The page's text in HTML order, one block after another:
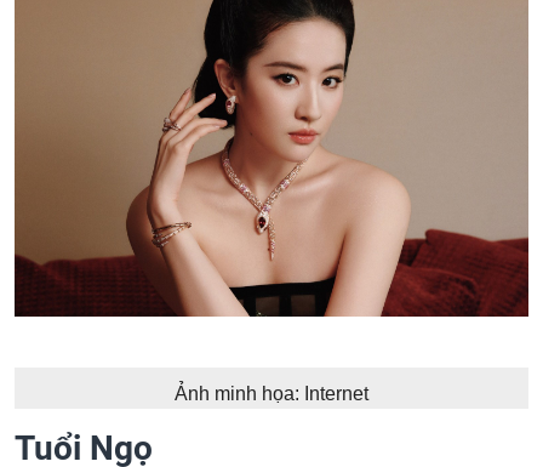
Ảnh minh họa: Internet
Tuổi Ngọ